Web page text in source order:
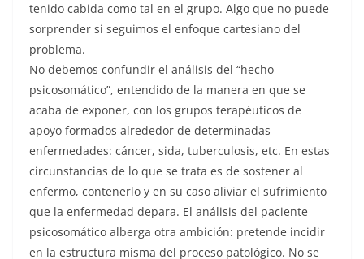
tenido cabida como tal en el grupo. Algo que no puede
sorprender si seguimos el enfoque cartesiano del
problema.
No debemos confundir el análisis del “hecho
psicosomático”, entendido de la manera en que se
acaba de exponer, con los grupos terapéuticos de
apoyo formados alrededor de determinadas
enfermedades: cáncer, sida, tuberculosis, etc. En estas
circunstancias de lo que se trata es de sostener al
enfermo, contenerlo y en su caso aliviar el sufrimiento
que la enfermedad depara. El análisis del paciente
psicosomático alberga otra ambición: pretende incidir
en la estructura misma del proceso patológico. No se